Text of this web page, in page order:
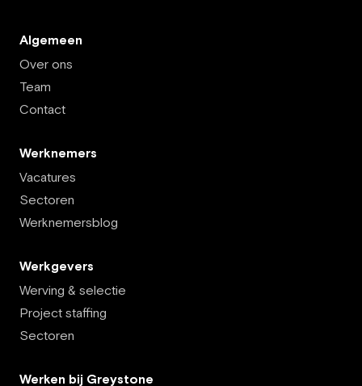
Algemeen
Over ons
Team
Contact
Werknemers
Vacatures
Sectoren
Werknemersblog
Werkgevers
Werving & selectie
Project staffing
Sectoren
Werken bij Greystone